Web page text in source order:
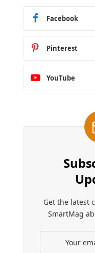
Facebook
Pinterest
YouTube
Get the latest
SmartMag